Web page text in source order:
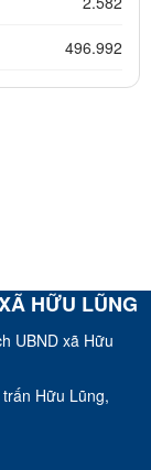
496.992
HỮU LŨNG
UBND xã Hữu
Hữu Lũng,